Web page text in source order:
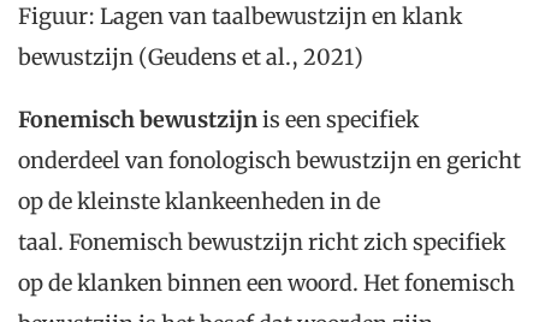
Figuur: Lagen van taalbewustzijn en klank
bewustzijn (Geudens et al., 2021)
Fonemisch bewustzijnis een specifiek
onderdeel van fonologisch bewustzijn en gericht
op de kleinste klankeenheden in de
taal. Fonemisch bewustzijn richt zich specifiek
op de klanken binnen een woord. Het fonemisch